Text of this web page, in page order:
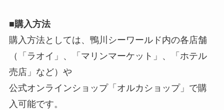
■購入方法
購入方法としては、鴨川シーワールド内の各店舗
（「ラオイ」、「マリンマーケット」、「ホテル
売店」など）や
公式オンラインショップ「オルカショップ」で購
入可能です。